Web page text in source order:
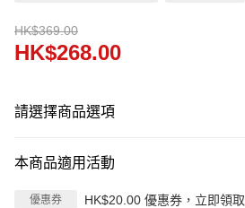
HK$369.00
HK$268.00
請選擇商品選項
本商品適用活動
優惠券 HK$20.00 優惠券，立即領取